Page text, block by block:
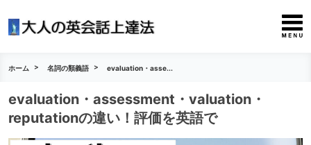
ホーム 名詞の類義語 evaluation・asse...
evaluation・assessment・valuation・
reputationの違い！評価を英語で